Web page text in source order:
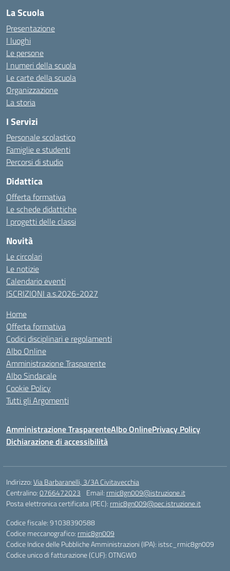
La Scuola
Presentazione
I luoghi
Le persone
I numeri della scuola
Le carte della scuola
Organizzazione
La storia
I Servizi
Personale scolastico
Famiglie e studenti
Percorsi di studio
Didattica
Offerta formativa
Le schede didattiche
I progetti delle classi
Novità
Le circolari
Le notizie
Calendario eventi
ISCRIZIONI a.s.2026-2027
Home
Offerta formativa
Codici disciplinari e regolamenti
Albo Online
Amministrazione Trasparente
Albo Sindacale
Cookie Policy
Tutti gli Argomenti
Amministrazione TrasparenteAlbo OnlinePrivacy Policy
Dichiarazione di accessibilità
Indirizzo:Via Barbaranelli, 3/3A Civitavecchia
Centralino:0766472023 Email: rmic8gn009@istruzione.it
Posta elettronica certificata (PEC): rmic8gn009@pec.istruzione.it
Codice fiscale: 91038390588
Codice meccanografico: rmic8gn009
Codice Indice delle Pubbliche Amministrazioni (IPA): istsc_rmic8gn009
Codice unico di fatturazione (CUF): OTNGWD